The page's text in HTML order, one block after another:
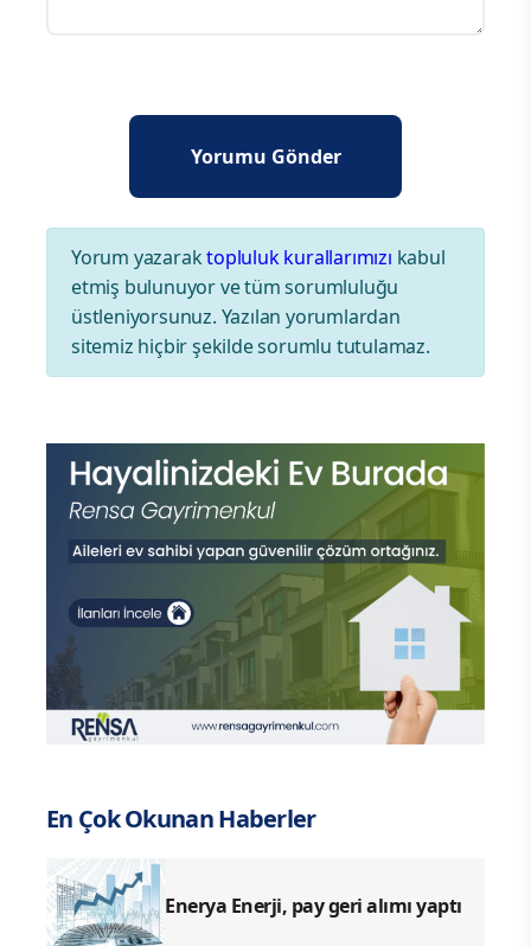
Yorum yazaraktopluluk kurallarımızı kabul
etmiş bulunuyor ve tüm sorumluluğu
üstleniyorsunuz. Yazılan yorumlardan
sitemiz hiçbir şekilde sorumlu tutulamaz.
En Çok Okunan Haberler
Enerya Enerji, pay geri alımı yaptı